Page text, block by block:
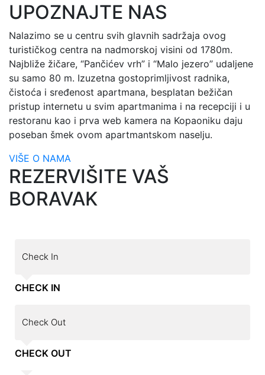
UPOZNAJTE NAS
Nalazimo se u centru svih glavnih sadržaja ovog
turističkog centra na nadmorskoj visini od 1780m.
Najbliže žičare, “Pančićev vrh” i “Malo jezero” udaljene
su samo 80 m. Izuzetna gostoprimljivost radnika,
čistoća i sređenost apartmana, besplatan bežičan
pristup internetu u svim apartmanima i na recepciji i u
restoranu kao i prva web kamera na Kopaoniku daju
poseban šmek ovom apartmantskom naselju.
VIŠE O NAMA
REZERVIŠITE VAŠ
BORAVAK
CHECK IN
CHECK OUT